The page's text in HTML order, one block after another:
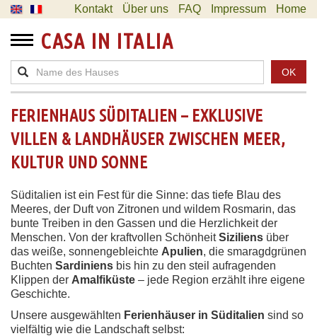
Kontakt Über uns FAQ Impressum Home
CASA IN ITALIA
OK
FERIENHAUS SÜDITALIEN – EXKLUSIVE
VILLEN & LANDHÄUSER ZWISCHEN MEER,
KULTUR UND SONNE
Süditalien ist ein Fest für die Sinne: das tiefe Blau des
Meeres, der Duft von Zitronen und wildem Rosmarin, das
bunte Treiben in den Gassen und die Herzlichkeit der
Menschen. Von der kraftvollen SchönheitSiziliens über
das weiße, sonnengebleichte Apulien, die smaragdgrünen
Buchten Sardiniens bis hin zu den steil aufragenden
Klippen der Amalfiküste – jede Region erzählt ihre eigene
Geschichte.
Unsere ausgewählten Ferienhäuser in Süditalien sind so
vielfältig wie die Landschaft selbst: